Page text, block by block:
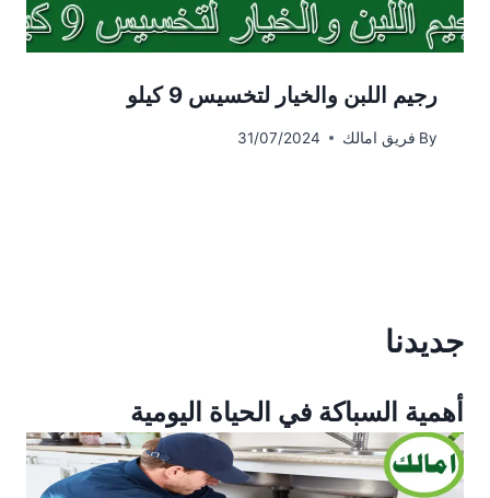
رجيم اللبن والخيار لتخسيس 9 كيلو
By فريق امالك 31/07/2024
جديدنا
أهمية السباكة في الحياة اليومية